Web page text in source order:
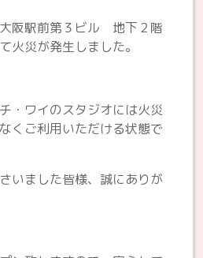
阪駅前第３ビル 地下２階
火災が発生しました。
・ワイのスタジオには火災
くご利用いただける状態で
いました皆様、誠にありが